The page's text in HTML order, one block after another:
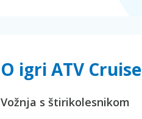
O igri ATV Cruise
Vožnja s štirikolesnikom